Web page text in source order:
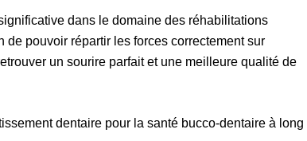
dans le domaine des réhabilitations
pouvoir répartir les forces correctement sur
un sourire parfait et une meilleure qualité de
dentaire pour la santé bucco-dentaire à long